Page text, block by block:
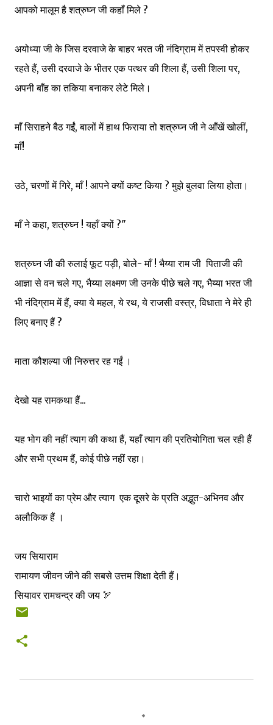
आपको मालूम है शत्रुघ्न जी कहाँ मिले ?
अयोध्या जी के जिस दरवाजे के बाहर भरत जी नंदिग्राम में तपस्वी होकर
रहते हैं, उसी दरवाजे के भीतर एक पत्थर की शिला हैं, उसी शिला पर,
अपनी बाँह का तकिया बनाकर लेटे मिले।
माँ सिराहने बैठ गईं, बालों में हाथ फिराया तो शत्रुघ्न जी ने आँखें खोलीं,
माँ!
उठे, चरणों में गिरे, माँ ! आपने क्यों कष्ट किया ? मुझे बुलवा लिया होता।
माँ ने कहा, शत्रुघ्न ! यहाँ क्यों ?"
शत्रुघ्न जी की रुलाई फूट पड़ी, बोले- माँ ! भैय्या राम जी पिताजी की
आज्ञा से वन चले गए, भैय्या लक्ष्मण जी उनके पीछे चले गए, भैय्या भरत जी
भी नंदिग्राम में हैं, क्या ये महल, ये रथ, ये राजसी वस्त्र, विधाता ने मेरे ही
लिए बनाए हैं ?
माता कौशल्या जी निरुत्तर रह गईं ।
देखो यह रामकथा हैं...
यह भोग की नहीं त्याग की कथा हैं, यहाँ त्याग की प्रतियोगिता चल रही हैं
और सभी प्रथम हैं, कोई पीछे नहीं रहा।
चारो भाइयों का प्रेम और त्याग एक दूसरे के प्रति अद्भुत-अभिनव और
अलौकिक हैं ।
जय सियाराम
रामायण जीवन जीने की सबसे उत्तम शिक्षा देती हैं।
सियावर रामचन्द्र की जय 🏹